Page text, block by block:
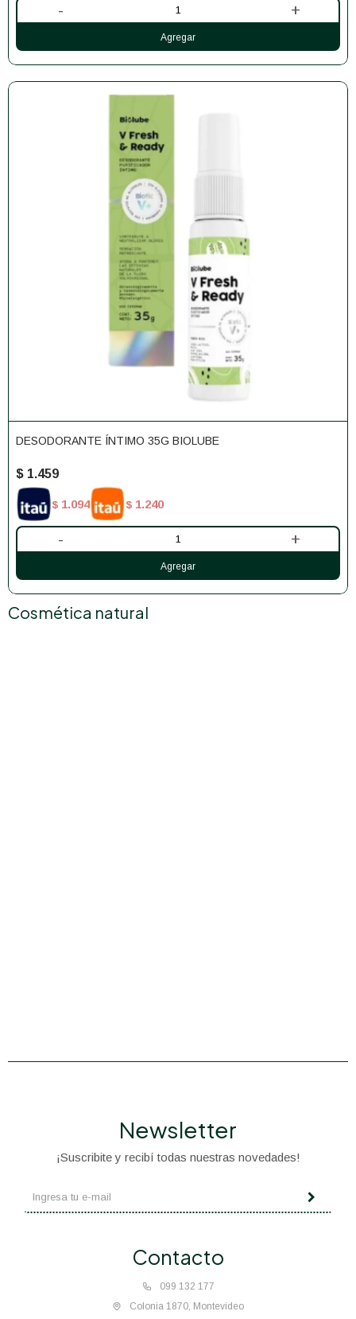
- +
DESODORANTE ÍNTIMO 35G BIOLUBE
$ 1.459
$ 1.094 $ 1.240
- +
Cosmética natural
Contacto
099 132 177
Colonia 1870, Montevideo
Newsletter
¡Suscribite y recibí todas nuestras novedades!